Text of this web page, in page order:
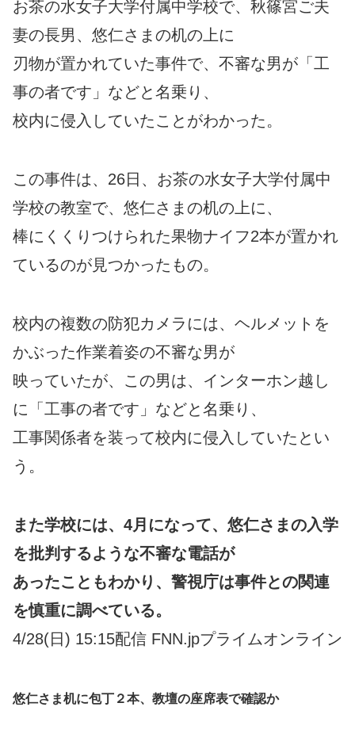
お茶の水女子大学付属中学校で、秋篠宮ご夫
妻の長男、悠仁さまの机の上に
刃物が置かれていた事件で、不審な男が「工
事の者です」などと名乗り、
校内に侵入していたことがわかった。
この事件は、26日、お茶の水女子大学付属中
学校の教室で、悠仁さまの机の上に、
棒にくくりつけられた果物ナイフ2本が置かれ
ているのが見つかったもの。
校内の複数の防犯カメラには、ヘルメットを
かぶった作業着姿の不審な男が
映っていたが、この男は、インターホン越し
に「工事の者です」などと名乗り、
工事関係者を装って校内に侵入していたとい
う。
また学校には、4月になって、悠仁さまの入学
を批判するような不審な電話が
あったこともわかり、警視庁は事件との関連
を慎重に調べている。
4/28(日) 15:15配信 FNN.jpプライムオンライン
悠仁さま机に包丁２本、教壇の座席表で確認か